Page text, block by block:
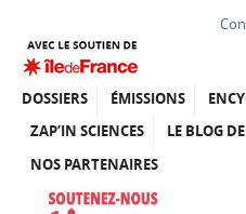
DOSSIERS ÉMISSIONS
ZAP’IN SCIENCES
LE BLOG
NOS PARTENAIRES